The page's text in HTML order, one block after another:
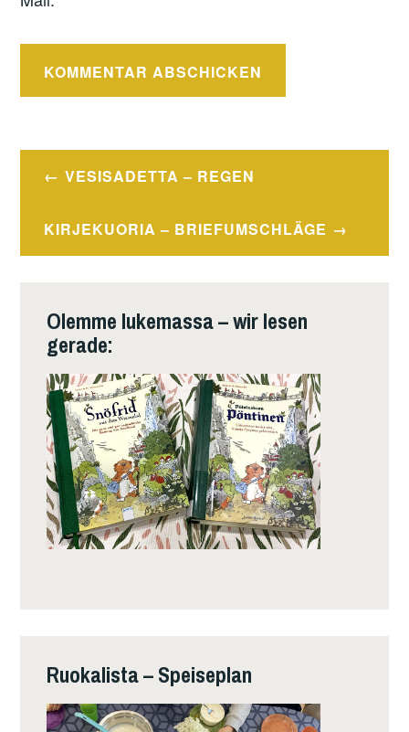
Beitragsnavigation
VESISADETTA – REGEN
KIRJEKUORIA – BRIEFUMSCHLÄGE
Olemme lukemassa – wir lesen
gerade:
Ruokalista – Speiseplan